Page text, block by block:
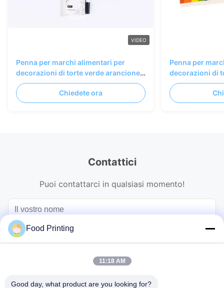
VIDEO
Penna per marchi alimentari per
decorazioni di torte verde arancione
blu
Chiedete ora
Penna per
decorazioni di
blu
Contattici
Puoi contattarci in qualsiasi momento!
Food Printing
11:18 AM
Good day, what product are you looking for?